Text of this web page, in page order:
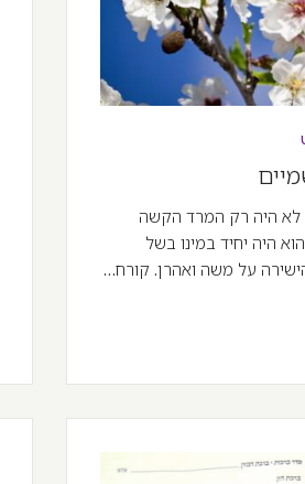
לא היה רק המרד הקשה
היה יחיד במינו בשל
על משה ואהרן. קורח…